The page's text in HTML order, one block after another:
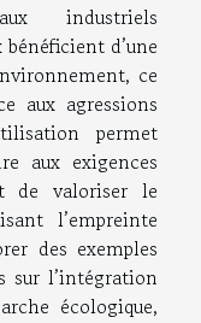
industriels
d’une
ce
aux agressions
permet
aux exigences
de valoriser le
l’empreinte
des exemples
sur l’intégration
écologique,